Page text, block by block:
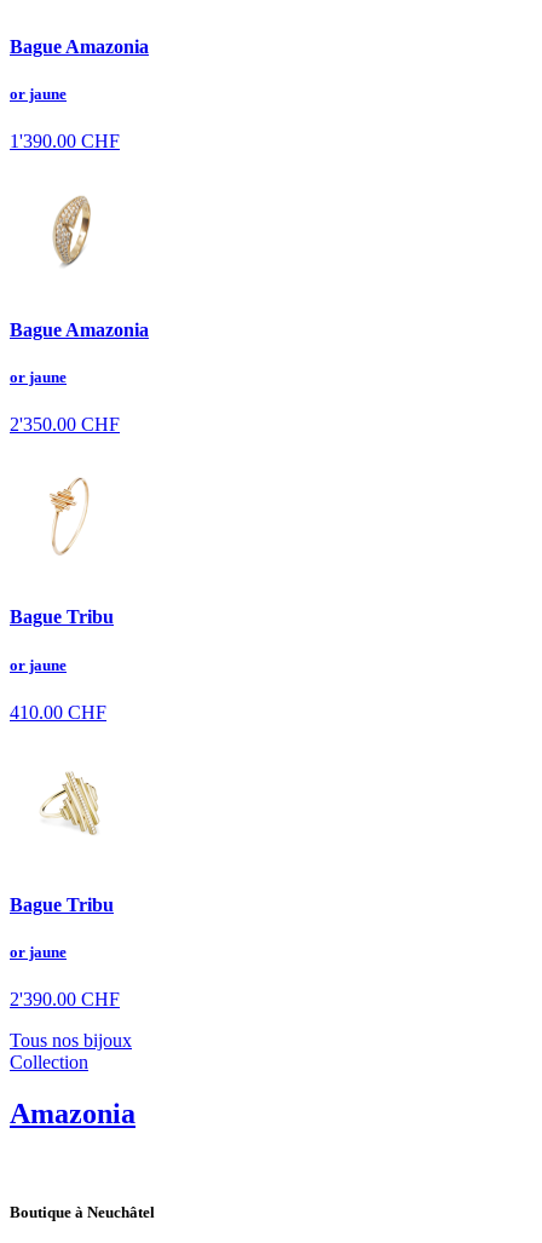
Bague Amazonia
or jaune
1'390.00 CHF
Bague Amazonia
or jaune
2'350.00 CHF
Bague Tribu
or jaune
410.00 CHF
Bague Tribu
or jaune
2'390.00 CHF
Tous nos bijoux
Collection
Amazonia
Boutique à Neuchâtel